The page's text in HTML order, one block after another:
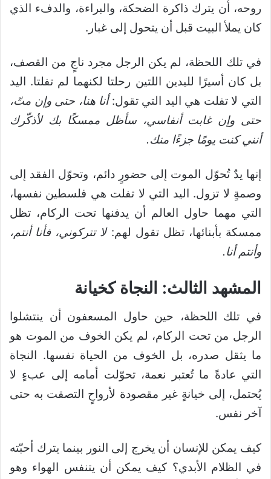
روحه، أن يترك ذاكرة الضحكة، والبراءة، والدفء الذي
كان يملأ البيت قبل أن يتحول إلى غبار.
في تلك اللحظة، لم يكن الرجل مجرد ناجٍ من القصف،
بل كان أسيرًا لليدين اللتين رحلتا لكنهما لم تفلتا. اليد
التي لا تفلت هي اليد التي تقول:أنا هنا، حتى وإن متّ،
حتى وإن غابت أنفاسي، سأظل ممسكًا بك لأذكّرك
أنني كنت يومًا جزءًا منك.
إنها يدٌ تُحوّل الموت إلى حضورٍ دائم، وتحوّل الفقد إلى
وصمةٍ لا تزول. اليد التي لا تفلت هي فلسطين نفسها،
التي مهما حاول العالم أن يدفنها تحت الركام، تظل
ممسكة بأبنائها، تظل تقول لهم:لا تتركوني، فأنا أنتم،
وأنتم أنا.
المشهد الثالث: النجاة كخيانة
في تلك اللحظة، حين حاول المسعفون أن ينتشلوا
الرجل من تحت الركام، لم يكن الخوف من الموت هو
ما يثقل صدره، بل الخوف من الحياة نفسها. النجاة
التي عادةً ما تُعتبر نعمة، تحوّلت أمامه إلى عبءٍ لا
يُحتمل، إلى خيانةٍ غير مقصودة لأرواحٍ التصقت به حتى
آخر نفس.
كيف يمكن للإنسان أن يخرج إلى النور بينما يترك أحبّته
في الظلام الأبدي؟ كيف يمكن أن يتنفس الهواء وهو